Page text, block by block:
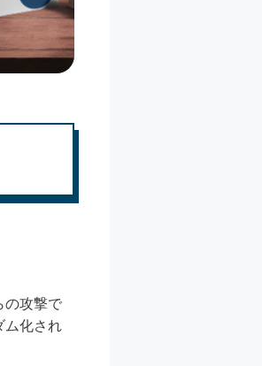
の攻撃で
ム化され